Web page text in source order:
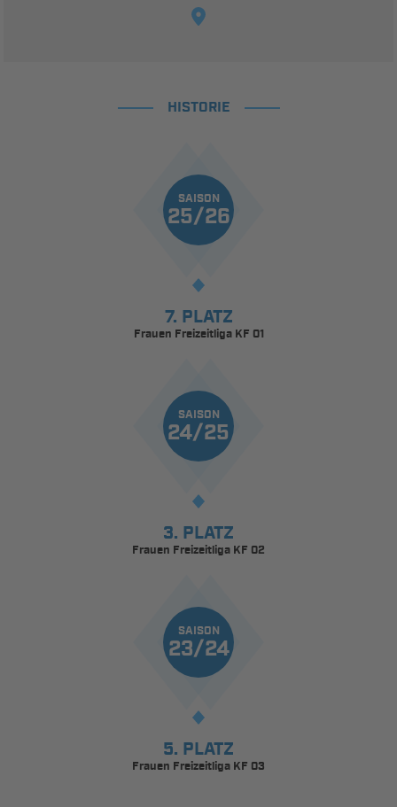
HISTORIE
SAISON
25/26
7. PLATZ
Frauen Freizeitliga KF 01
SAISON
24/25
3. PLATZ
Frauen Freizeitliga KF 02
SAISON
23/24
5. PLATZ
Frauen Freizeitliga KF 03